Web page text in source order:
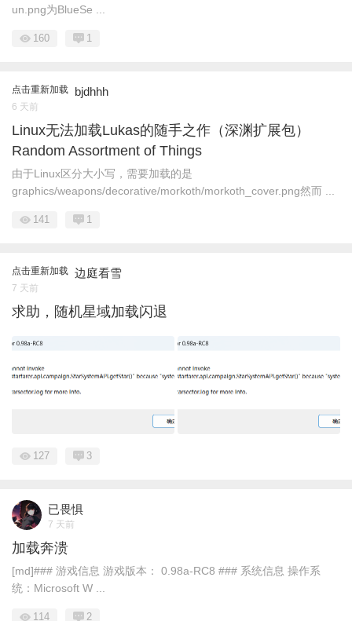
un.png为BlueSe ...
160 1
点击重新加载 bjdhhh
6 天前
Linux无法加载Lukas的随手之作（深渊扩展包）
Random Assortment of Things
由于Linux区分大小写，需要加载的是
graphics/weapons/decorative/morkoth/morkoth_cover.png然而 ...
141 1
点击重新加载 边庭看雪
7 天前
求助，随机星域加载闪退
127 3
已畏惧
7 天前
加载奔溃
[md]### 游戏信息 游戏版本： 0.98a-RC8 ### 系统信息 操作系
统：Microsoft W ...
114 2